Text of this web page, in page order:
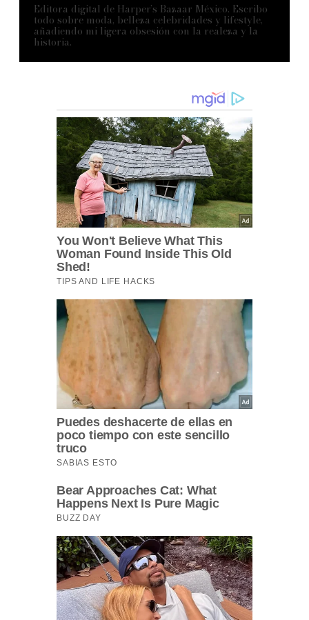
Editora digital de Harper’s Bazaar México. Escribo
todo sobre moda, belleza celebridades y lifestyle,
añadiendo mi ligera obsesión con la realeza y la
historia.